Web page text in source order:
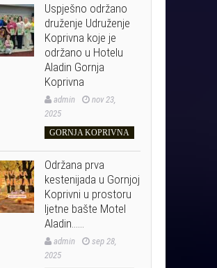
Uspješno održano
druženje Udruženje
Koprivna koje je
održano u Hotelu
Aladin Gornja
Koprivna
admin
nov 23,
2025
GORNJA KOPRIVNA
Održana prva
kestenijada u Gornjoj
Koprivni u prostoru
ljetne bašte Motel
Aladin……
admin
sep 28,
2025